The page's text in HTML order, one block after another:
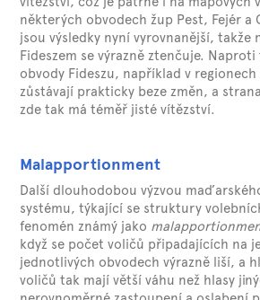
některých obvodech žup Pest, Fejér a
jsou výsledky nyní vyrovnanější, takže
Fideszem se výrazně ztenčuje.
obvody Fideszu, například v regionech
zůstávají prakticky beze změn, a
zde tak má téměř jisté vítězství.
Malapportionment
Další dlouhodobou výzvou
systému, týkající se struktury
fenomén známý jako
když se počet voličů připadajících na
jednotlivých obvodech výrazně liší, a
voličů tak mají větší váhu než hlasy